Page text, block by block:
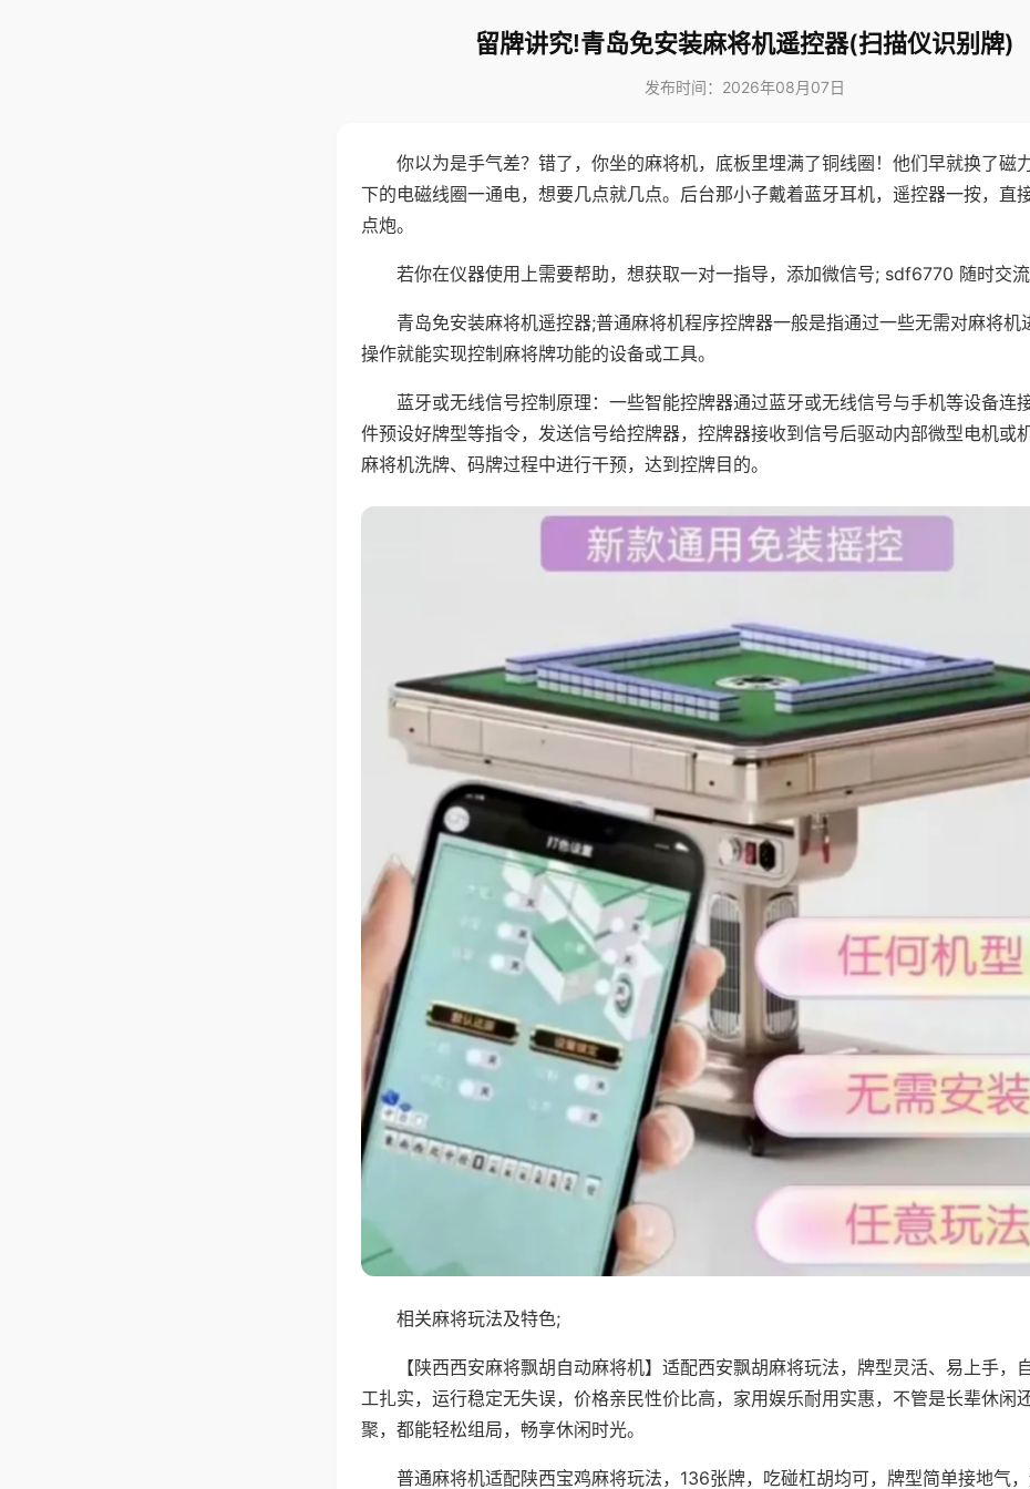
留牌讲究!青岛免安装麻将机遥控器(扫描仪识别牌)
发布时间：2026年08月07日
你以为是手气差？错了，你坐的麻将机，底板里埋满了铜线圈！他们早就换了磁
下的电磁线圈一通电，想要几点就几点。后台那小子戴着蓝牙耳机，遥控器一按，直
点炮。
若你在仪器使用上需要帮助，想获取一对一指导，添加微信号; sdf6770 随时交流
青岛免安装麻将机遥控器;普通麻将机程序控牌器一般是指通过一些无需对麻将机
操作就能实现控制麻将牌功能的设备或工具。
蓝牙或无线信号控制原理：一些智能控牌器通过蓝牙或无线信号与手机等设备连
件预设好牌型等指令，发送信号给控牌器，控牌器接收到信号后驱动内部微型电机或
麻将机洗牌、码牌过程中进行干预，达到控牌目的。
相关麻将玩法及特色;
【陕西西安麻将飘胡自动麻将机】适配西安飘胡麻将玩法，牌型灵活、易上手，
工扎实，运行稳定无失误，价格亲民性价比高，家用娱乐耐用实惠，不管是长辈休闲
聚，都能轻松组局，畅享休闲时光。
普通麻将机适配陕西宝鸡麻将玩法，136张牌，吃碰杠胡均可，牌型简单接地气